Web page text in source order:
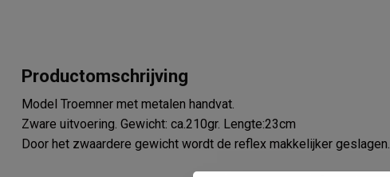
Productomschrijving
Model Troemner met metalen handvat.
Zware uitvoering. Gewicht: ca.210gr. Lengte:23cm
Door het zwaardere gewicht wordt de reflex makkelijker geslagen.